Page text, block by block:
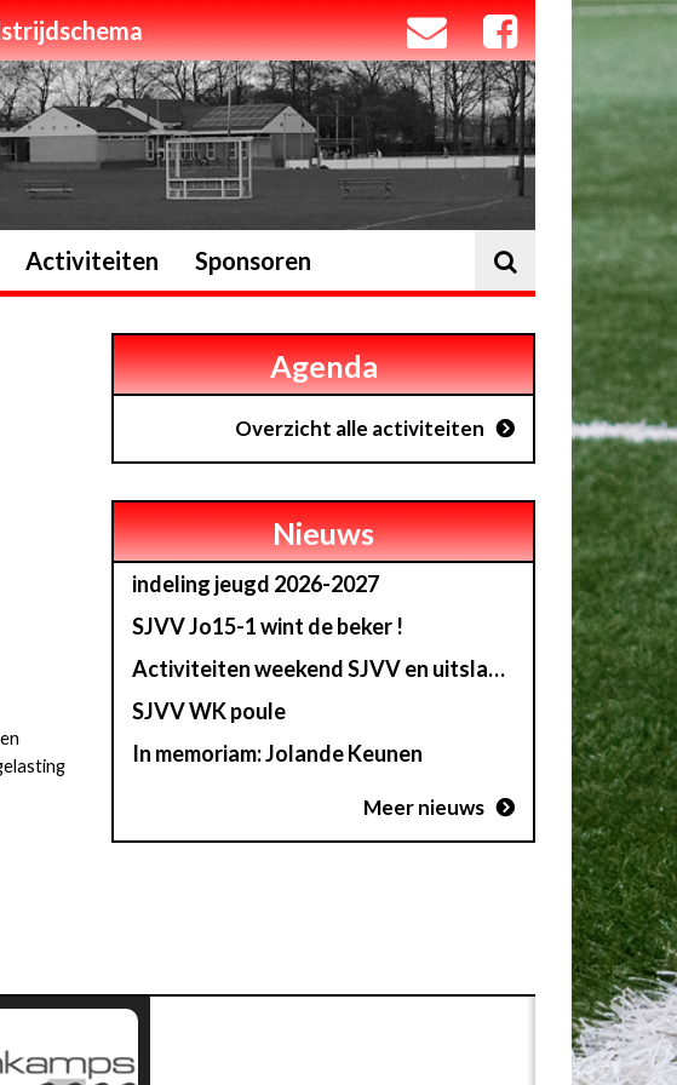
Activiteiten Sponsoren
Agenda
Overzicht alle activiteiten
Nieuws
indeling jeugd 2026-2027
SJVV Jo15-1 wint de beker !
Activiteiten weekend SJVV en uitslag loterij
SJVV WK poule
In memoriam: Jolande Keunen
Meer nieuws